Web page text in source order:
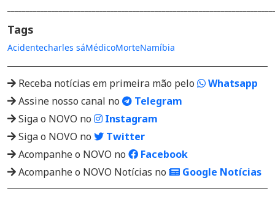
Tags
Acidentecharles sáMédicoMorteNamíbia
Receba notícias em primeira mão pelo
Whatsapp
Assine nosso canal no
Telegram
Siga o NOVO no
Instagram
Siga o NOVO no
Twitter
Acompanhe o NOVO no
Facebook
Acompanhe o NOVO Notícias no
Google Notícias